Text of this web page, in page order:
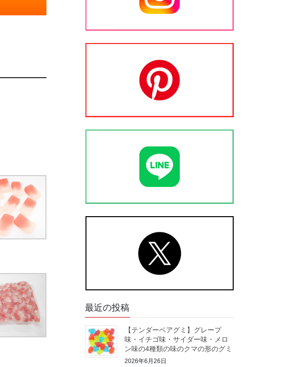
最近の投稿
【テンダーベアグミ】グレープ
味・イチゴ味・サイダー味・メロ
ン味の4種類の味のクマの形のグミ
2026年6月26日